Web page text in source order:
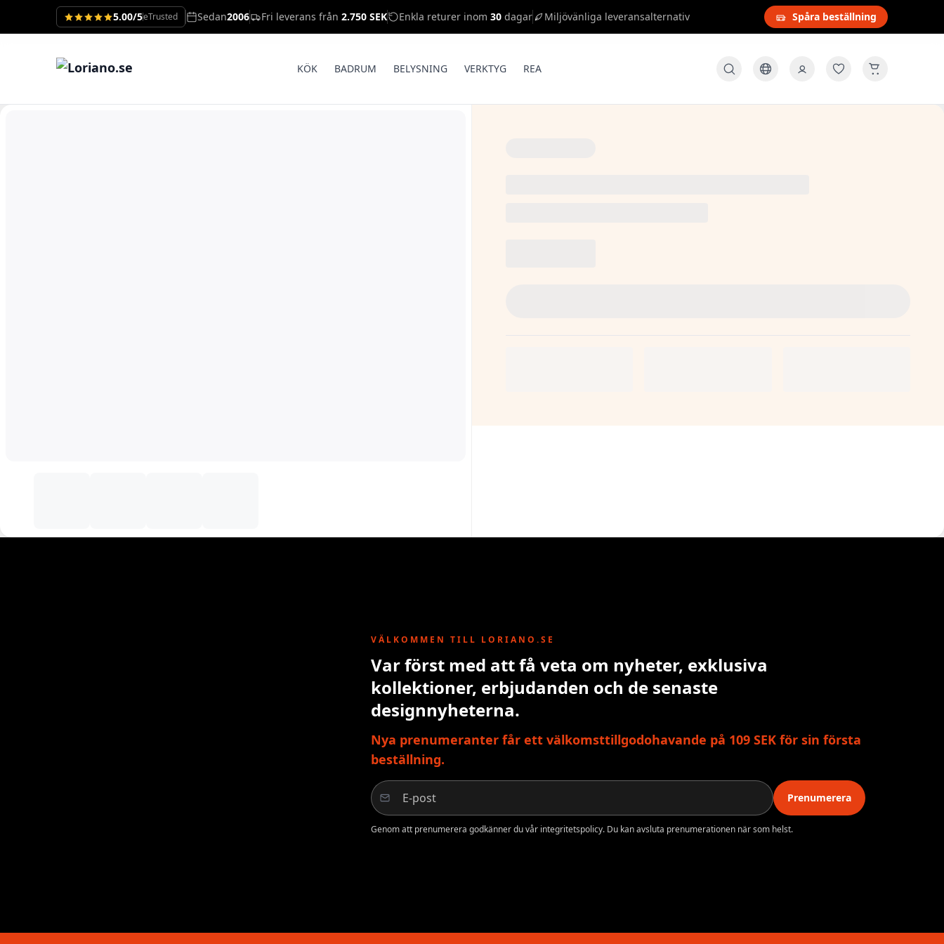
5.00/5eTrusted Sedan2006 Fri leverans från 2.750 SEK Enkla returer inom 30 dagar Miljövänliga leveransalternativ Spåra beställning
KÖK BADRUM BELYSNING VERKTYG REA
VÄLKOMMEN TILL LORIANO.SE
Var först med att få veta om nyheter, exklusiva
kollektioner, erbjudanden och de senaste
designnyheterna.
Nya prenumeranter får ett välkomsttillgodohavande på 109 SEK för sin första
beställning.
Prenumerera
Genom att prenumerera godkänner du vår integritetspolicy. Du kan avsluta prenumerationen när som helst.